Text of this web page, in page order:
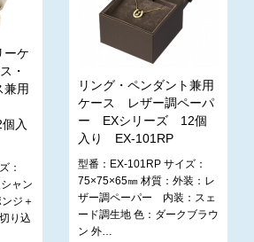
ーケ
・
兼用
入
：
ャン
ジ＋
り込
リング・ペンダント兼用
ケース レザー調ペーパ
ー EXシリーズ 12個
入り EX-101RP
型番：EX-101RP サイズ：
75×75×65㎜ 材質：外装：レ
ザー調ペーパー 内装：スェ
ード調生地 色：ダークブラウ
ン 外…